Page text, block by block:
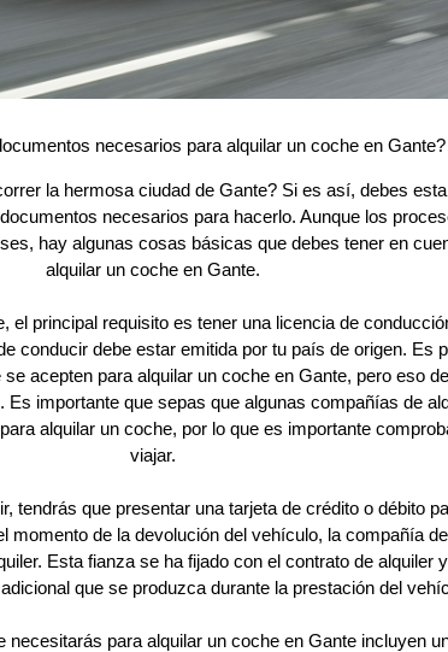
necesarios para alquilar un coche en Gante?
la hermosa ciudad de Gante? Si es así, debes
necesarios para hacerlo. Aunque los
hay algunas cosas básicas que debes tener en
alquilar un coche en Gante.
el principal requisito es tener una licencia de
conducir debe estar emitida por tu país de origen. Es
acepten para alquilar un coche en Gante, pero eso
Es importante que sepas que algunas compañías de
alquilar un coche, por lo que es importante
viajar.
tendrás que presentar una tarjeta de crédito o débito
momento de la devolución del vehículo, la compañía
Esta fianza se ha fijado con el contrato de alquiler
que se produzca durante la prestación del
para alquilar un coche en Gante incluyen